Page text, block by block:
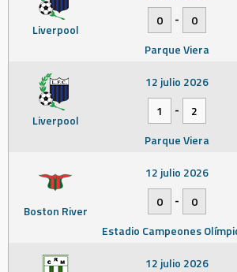
Liverpool
0
-
0
Parque Viera
Liverpool
12 julio 2026
1
-
2
Parque Viera
Boston River
12 julio 2026
0
-
0
Estadio Campeones
12 julio 2026